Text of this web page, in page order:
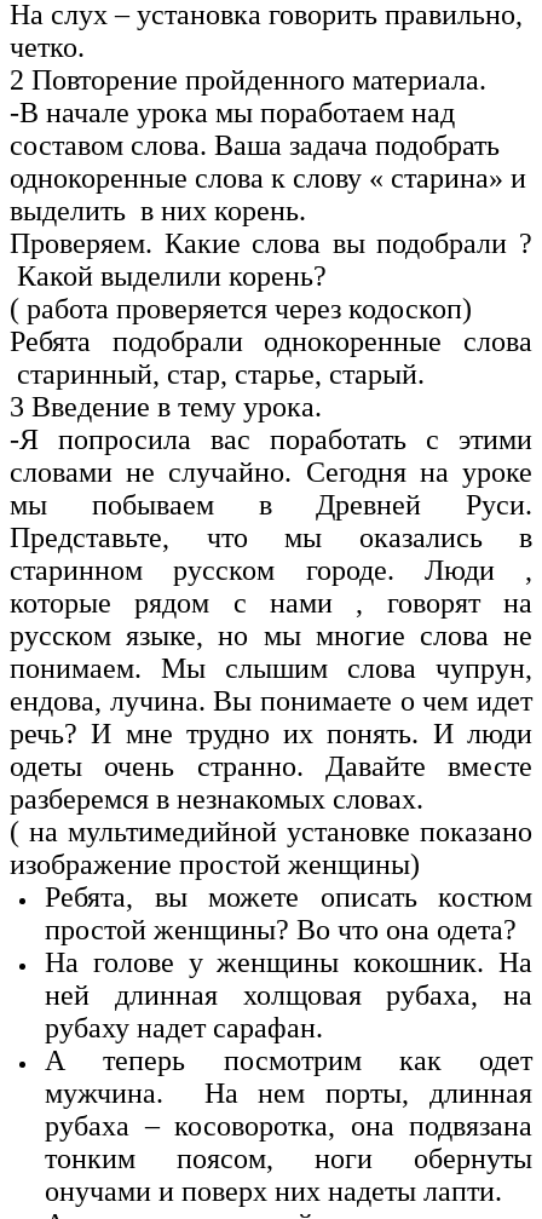
На слух – установка говорить правильно,
четко.
2 Повторение пройденного материала.
-В начале урока мы поработаем над
составом слова. Ваша задача подобрать
однокоренные слова к слову « старина» и
выделить в них корень.
Проверяем. Какие слова вы подобрали ?
Какой выделили корень?
( работа проверяется через кодоскоп)
Ребята подобрали однокоренные слова
старинный, стар, старье, старый.
3 Введение в тему урока.
-Я попросила вас поработать с этими
словами не случайно. Сегодня на уроке
мы побываем в Древней Руси.
Представьте, что мы оказались в
старинном русском городе. Люди ,
которые рядом с нами , говорят на
русском языке, но мы многие слова не
понимаем. Мы слышим слова чупрун,
ендова, лучина. Вы понимаете о чем идет
речь? И мне трудно их понять. И люди
одеты очень странно. Давайте вместе
разберемся в незнакомых словах.
( на мультимедийной установке показано
изображение простой женщины)
Ребята, вы можете описать костюм
простой женщины? Во что она одета?
На голове у женщины кокошник. На
ней длинная холщовая рубаха, на
рубаху надет сарафан.
А теперь посмотрим как одет
мужчина. На нем порты, длинная
рубаха – косоворотка, она подвязана
тонким поясом, ноги обернуты
онучами и поверх них надеты лапти.